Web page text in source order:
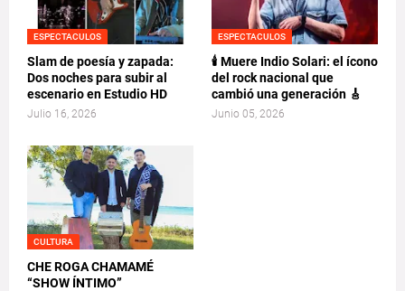
ESPECTACULOS
Slam de poesía y zapada:
Dos noches para subir al
escenario en Estudio HD
Julio 16, 2026
ESPECTACULOS
🕯️ Muere Indio Solari: el ícono
del rock nacional que
cambió una generación 🎸
Junio 05, 2026
CULTURA
CHE ROGA CHAMAMÉ
“SHOW ÍNTIMO”